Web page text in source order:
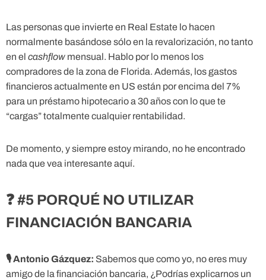
Las personas que invierte en Real Estate lo hacen
normalmente basándose sólo en la revalorización, no tanto
en el cashflow mensual. Hablo por lo menos los
compradores de la zona de Florida. Además, los gastos
financieros actualmente en US están por encima del 7%
para un préstamo hipotecario a 30 años con lo que te
“cargas” totalmente cualquier rentabilidad.
De momento, y siempre estoy mirando, no he encontrado
nada que vea interesante aquí.
❓ #5 PORQUÉ NO UTILIZAR
FINANCIACIÓN BANCARIA
🎙Antonio Gázquez: Sabemos que como yo, no eres muy
amigo de la financiación bancaria, ¿Podrías explicarnos un